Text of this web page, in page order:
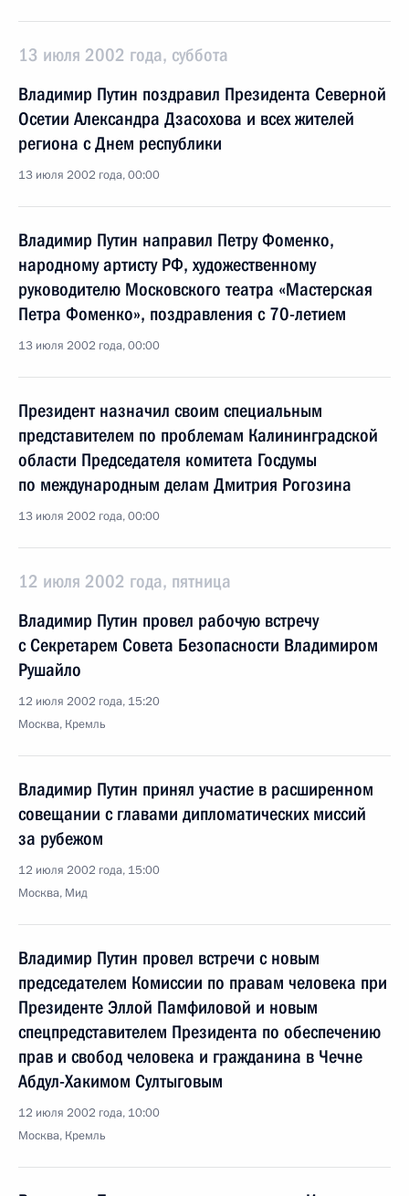
13 июля 2002 года, суббота
Владимир Путин поздравил Президента Северной
Осетии Александра Дзасохова и всех жителей
региона с Днем республики
13 июля 2002 года, 00:00
Владимир Путин направил Петру Фоменко,
народному артисту РФ, художественному
руководителю Московского театра «Мастерская
Петра Фоменко», поздравления с 70-летием
13 июля 2002 года, 00:00
Президент назначил своим специальным
представителем по проблемам Калининградской
области Председателя комитета Госдумы
по международным делам Дмитрия Рогозина
13 июля 2002 года, 00:00
12 июля 2002 года, пятница
Владимир Путин провел рабочую встречу
с Секретарем Совета Безопасности Владимиром
Рушайло
12 июля 2002 года, 15:20
Москва, Кремль
Владимир Путин принял участие в расширенном
совещании с главами дипломатических миссий
за рубежом
12 июля 2002 года, 15:00
Москва, Мид
Владимир Путин провел встречи с новым
председателем Комиссии по правам человека при
Президенте Эллой Памфиловой и новым
спецпредставителем Президента по обеспечению
прав и свобод человека и гражданина в Чечне
Абдул-Хакимом Султыговым
12 июля 2002 года, 10:00
Москва, Кремль